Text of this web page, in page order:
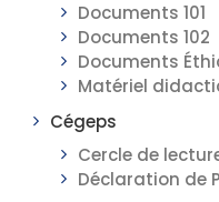
Documents 101
Documents 102
Documents
Matériel
Cégeps
Cercle de
Déclaration de